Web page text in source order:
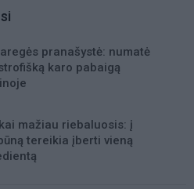
pranašystė: numatė
karo pabaigą
mažiau riebaluosis: į
tereikia įberti vieną